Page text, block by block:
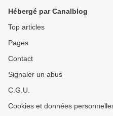
Hébergé par Canalblog
Top articles
Pages
Contact
Signaler un abus
C.G.U.
Cookies et données